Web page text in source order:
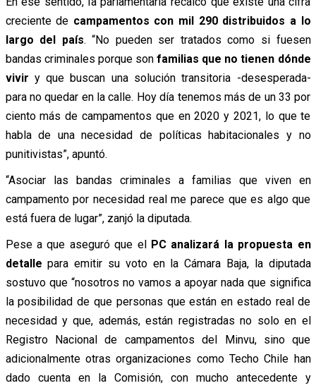
creciente de campamentos con mil 290 distribuidos a lo
largo del país. “No pueden ser tratados como si fuesen
bandas criminales porque son familias que no tienen dónde
vivir y que buscan una solución transitoria -desesperada-
para no quedar en la calle. Hoy día tenemos más de un 33 por
ciento más de campamentos que en 2020 y 2021, lo que te
habla de una necesidad de políticas habitacionales y no
punitivistas”, apuntó.
“Asociar las bandas criminales a familias que viven en
campamento por necesidad real me parece que es algo que
está fuera de lugar”, zanjó la diputada.
Pese a que aseguró que elPC analizará la propuesta en
detalle para emitir su voto en la Cámara Baja, la diputada
sostuvo que “nosotros no vamos a apoyar nada que significa
la posibilidad de que personas que están en estado real de
necesidad y que, además, están registradas no solo en el
Registro Nacional de campamentos del Minvu, sino que
adicionalmente otras organizaciones como Techo Chile han
dado cuenta en la Comisión, con mucho antecedente y